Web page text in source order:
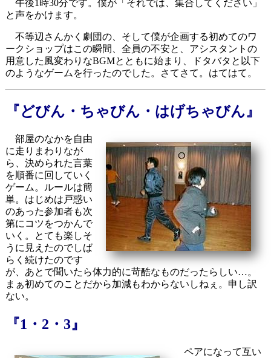
午後1時30分です。僕が「それでは、集合してください」
と声をかけます。
不等辺さんかく劇団の、そして僕が企画する初めてのワ
ークショップはこの瞬間、全員の不安と、アシスタントの
用意した風変わりなBGMとともに始まり、ドタバタと以下
のようなゲームを行ったのでした。さてさて。はてはて。
『どびん・ちゃびん・はげちゃびん』
部屋のなかを自由
に走りまわりなが
ら、決められた言葉
を順番に回していく
ゲーム。ルールは簡
単。はじめは戸惑い
のあった参加者も次
第にコツをつかんで
いく。とても楽しそ
うに見えたのでしば
らく続けたのです
が、あとで聞いたら体力的に苛酷なものだったらしい…。
まぁ初めてのことだから加減もわからないしねぇ。申し訳
ない。
『1・2・3』
ペアになって互い